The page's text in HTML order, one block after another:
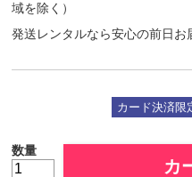
域を除く）
発送レンタルなら安心の前日お
カード決済限
数量
カ